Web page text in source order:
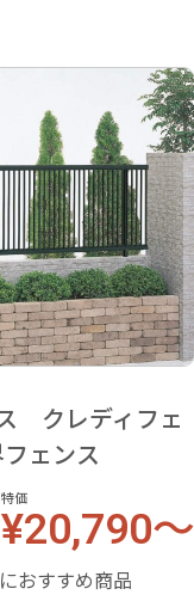
クレディフェ
ェンス
特価
¥20,790～
おすすめ商品